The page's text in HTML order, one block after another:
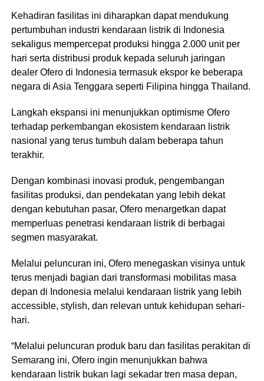
Kehadiran fasilitas ini diharapkan dapat mendukung
pertumbuhan industri kendaraan listrik di Indonesia
sekaligus mempercepat produksi hingga 2.000 unit per
hari serta distribusi produk kepada seluruh jaringan
dealer Ofero di Indonesia termasuk ekspor ke beberapa
negara di Asia Tenggara seperti Filipina hingga Thailand.
Langkah ekspansi ini menunjukkan optimisme Ofero
terhadap perkembangan ekosistem kendaraan listrik
nasional yang terus tumbuh dalam beberapa tahun
terakhir.
Dengan kombinasi inovasi produk, pengembangan
fasilitas produksi, dan pendekatan yang lebih dekat
dengan kebutuhan pasar, Ofero menargetkan dapat
memperluas penetrasi kendaraan listrik di berbagai
segmen masyarakat.
Melalui peluncuran ini, Ofero menegaskan visinya untuk
terus menjadi bagian dari transformasi mobilitas masa
depan di Indonesia melalui kendaraan listrik yang lebih
accessible, stylish, dan relevan untuk kehidupan sehari-
hari.
“Melalui peluncuran produk baru dan fasilitas perakitan di
Semarang ini, Ofero ingin menunjukkan bahwa
kendaraan listrik bukan lagi sekadar tren masa depan,